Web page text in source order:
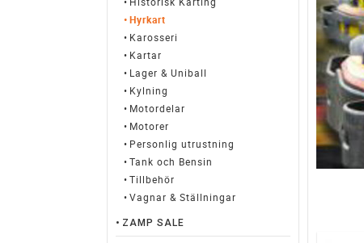
Hyrkart
Karosseri
Kartar
Lager & Uniball
Kylning
Motordelar
Motorer
Personlig utrustning
Tank och Bensin
Tillbehör
Vagnar & Ställningar
ZAMP SALE